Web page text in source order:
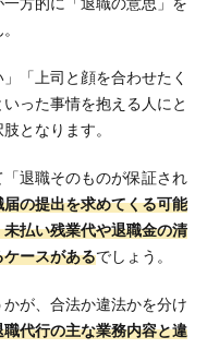
「上司と顔を合わせたく
った事情を抱える人にと
となります。
退職そのものが保証され
の提出を求めてくる可能
払い残業代や退職金の清
ースがあるでしょう。
が、合法か違法かを分け
職代行の主な業務内容と違